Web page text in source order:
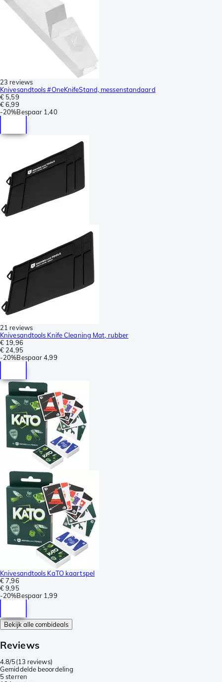
23 reviews
Knivesandtools #OneKnifeStand, messenstandaard
€ 5,59
€ 6,99
-20%Bespaar 1,40
21 reviews
Knivesandtools Knife Cleaning Mat, rubber
€ 19,96
€ 24,95
-20%Bespaar 4,99
Knivesandtools KaTO kaartspel
€ 7,96
€ 9,95
-20%Bespaar 1,99
Bekijk alle combideals
Reviews
4.8/5(13 reviews)
Gemiddelde beoordeling
5 sterren